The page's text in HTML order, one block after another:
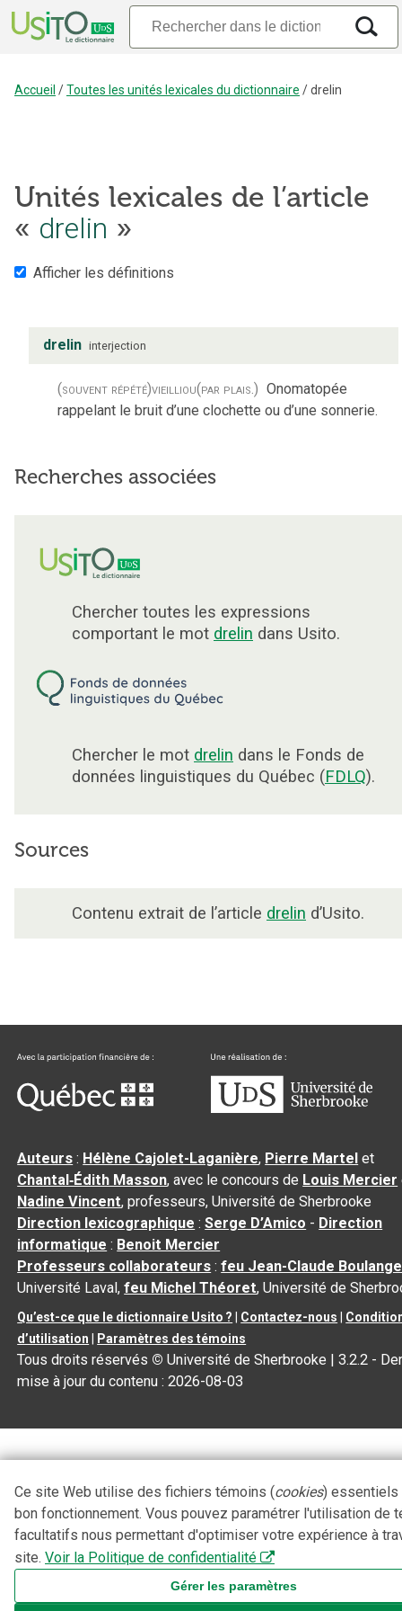
Accueil /Toutes les unités lexicales du dictionnaire /drelin
Unités lexicales de l’article
« drelin »
Afficher les définitions
drelin interjection
(souvent répété)vieilliou(par plais.) Onomatopée
rappelant le bruit d’une clochette ou d’une sonnerie.
Recherches associées
Chercher toutes les expressions
comportant le mot drelin dans Usito.
Chercher le mot drelin dans le Fonds de
données linguistiques du Québec (FDLQ).
Sources
Contenu extrait de l’article drelin d’Usito.
Auteurs : Hélène Cajolet-Laganière, Pierre Martel et
Chantal‑Édith Masson, avec le concours de Louis Mercier
Nadine Vincent, professeurs, Université de Sherbrooke
Direction lexicographique :Serge D’Amico - Direction
informatique : Benoit Mercier
Professeurs collaborateurs :feu Jean-Claude
Université Laval,feu Michel Théoret, Université de
Qu’est-ce que le dictionnaire Usito ? Contactez-nous
d’utilisation
Paramètres des témoins
Tous droits réservés © Université de Sherbrooke |3.2.2 -
mise à jour du contenu :2026-08-03
Ce site Web utilise des fichiers témoins (cookies) essentiels
bon fonctionnement. Vous pouvez paramétrer l'utilisation de
facultatifs nous permettant d'optimiser votre expérience à
site. Voir la Politique de confidentialité
Gérer les paramètres